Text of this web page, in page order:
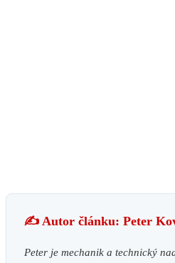
✍️ Autor článku: Peter
Peter je mechanik a technický